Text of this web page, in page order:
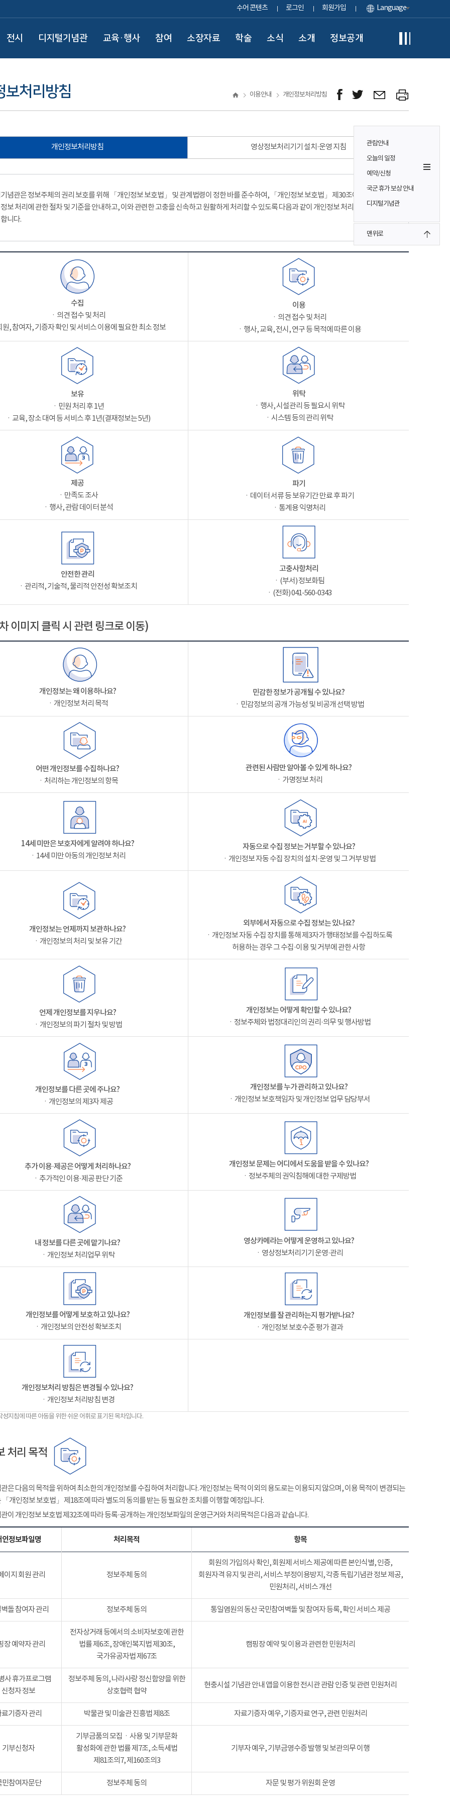
수어 콘텐츠 로그인 회원가입 Language
전시 디지털기념관 교육·행사 참여 소장자료 학술 소식 소개 정보공개
관람안내
오늘의 일정
예약/신청
국군 휴가 보상 안내
디지털기념관
맨위로
보처리방침 이용안내 개인정보처리방침
개인정보처리방침 영상정보처리기기 설치·운영 지침
념관은 정보주체의 권리 보호를 위해 「개인정보 보호법」 및 관계법령이 정한 바를 준수하여, 「개인정보 보호법」 제30조에 따라
보 처리에 관한 절차 및 기준을 안내하고, 이와 관련한 고충을 신속하고 원활하게 처리할 수 있도록 다음과 같이 개인정보 처리방침을
니다.
수집
ㆍ의견 접수 및 처리
원, 참여자, 기증자 확인 및 서비스 이용에 필요한 최소 정보
이용
ㆍ의견 접수 및 처리
ㆍ행사, 교육, 전시, 연구 등 목적에 따른 이용
보유
ㆍ민원 처리 후 1년
ㆍ교육, 장소 대여 등 서비스 후 1년(결재정보는 5년)
위탁
ㆍ행사, 시설관리 등 필요시 위탁
ㆍ시스템 등의 관리 위탁
제공
ㆍ만족도 조사
ㆍ행사, 관람 데이터 분석
파기
ㆍ데이터 서류 등 보유기간 만료 후 파기
ㆍ통계용 익명처리
안전한 관리
ㆍ관리적, 기술적, 물리적 안전성 확보조치
고충사항처리
ㆍ(부서) 정보화팀
ㆍ(전화) 041-560-0343
이미지 클릭 시 관련 링크로 이동)
개인정보는 왜 이용하나요?
ㆍ개인정보 처리 목적
민감한 정보가 공개될 수 있나요?
ㆍ민감정보의 공개 가능성 및 비공개 선택 방법
어떤 개인정보를 수집하나요?
ㆍ처리하는 개인정보의 항목
관련된 사람만 알아볼 수 있게 하나요?
ㆍ가명정보 처리
14세 미만은 보호자에게 알려야 하나요?
ㆍ14세 미만 아동의 개인정보 처리
자동으로 수집 정보는 거부할 수 있나요?
ㆍ개인정보 자동 수집 장치의 설치·운영 및 그 거부 방법
개인정보는 언제까지 보관하나요?
ㆍ개인정보의 처리 및 보유 기간
외부에서 자동으로 수집 정보는 있나요?
ㆍ개인정보 자동 수집 장치를 통해 제3자가 행태정보를 수집하도록
허용하는 경우 그 수집·이용 및 거부에 관한 사항
언제 개인정보를 지우나요?
ㆍ개인정보의 파기 절차 및 방법
개인정보는 어떻게 확인할 수 있나요?
ㆍ정보주체와 법정대리인의 권리·의무 및 행사방법
개인정보를 다른 곳에 주나요?
ㆍ개인정보의 제3자 제공
개인정보를 누가 관리하고 있나요?
ㆍ개인정보 보호책임자 및 개인정보 업무 담당부서
추가 이용·제공은 어떻게 처리하나요?
ㆍ추가적인 이용·제공 판단 기준
개인정보 문제는 어디에서 도움을 받을 수 있나요?
ㆍ정보주체의 권익침해에 대한 구제방법
내 정보를 다른 곳에 맡기나요?
ㆍ개인정보 처리업무 위탁
영상카메라는 어떻게 운영하고 있나요?
ㆍ영상정보처리기기 운영·관리
개인정보를 어떻게 보호하고 있나요?
ㆍ개인정보의 안전성 확보조치
개인정보를 잘 관리하는지 평가받나요?
ㆍ개인정보 보호수준 평가 결과
개인정보처리 방침은 변경될 수 있나요?
ㆍ개인정보 처리방침 변경
지침에 따른 아동을 위한 쉬운 어휘로 표기된 목차입니다.
처리 목적
은 다음의 목적을 위하여 최소한의 개인정보를 수집하여 처리합니다. 개인정보는 목적 이외의 용도로는 이용되지 않으며, 이용 목적이 변경되는
「개인정보 보호법」 제18조에 따라 별도의 동의를 받는 등 필요한 조치를 이행할 예정입니다.
이 개인정보 보호법 제32조에 따라 등록·공개하는 개인정보파일의 운영근거와 처리목적은 다음과 같습니다.
인정보파일명 처리목적 항목
이지 회원 관리 정보주체 동의
회원의 가입의사 확인, 회원제 서비스 제공에 따른 본인식별, 인증,
회원자격 유지 및 관리, 서비스 부정이용방지, 각종 독립기념관 정보 제공,
민원처리, 서비스 개선
돌 참여자 관리 정보주체 동의 통일염원의 동산 국민참여벽돌 및 참여자 등록, 확인 서비스 제공
장 예약자 관리
전자상거래 등에서의 소비자보호에 관한
법률 제6조, 장애인복지법 제30조,
국가유공자법 제67조
캠핑장 예약 및 이용과 관련한 민원처리
사 휴가프로그램
신청자 정보
정보주체 동의, 나라사랑 정신함양을 위한
상호협력 협약
현충시설 기념관 안내 앱을 이용한 전시관 관람 인증 및 관련 민원처리
기증자 관리 박물관 및 미술관 진흥법 제8조 자료기증자 예우, 기증자료 연구, 관련 민원처리
기부신청자
기부금품의 모집ㆍ사용 및 기부문화
활성화에 관한 법률 제7조, 소득세법
제81조의7, 제160조의3
기부자 예우, 기부금영수증 발행 및 보관의무 이행
민참여자문단 정보주체 동의 자문 및 평가 위원회 운영